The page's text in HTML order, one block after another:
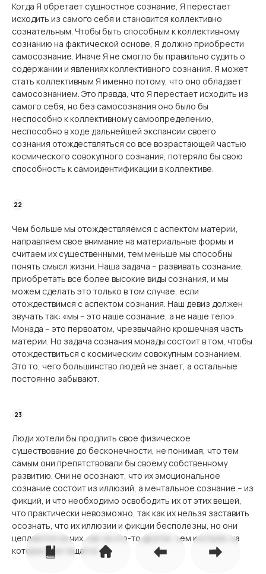
Когда Я обретает сущностное сознание, Я перестает
исходить из самого себя и становится коллективно
сознательным. Чтобы быть способным к коллективному
сознанию на фактической основе, Я должно приобрести
самосознание. Иначе Я не смогло бы правильно судить о
содержании и явлениях коллективного сознания. Я может
стать коллективным Я именно потому, что оно обладает
самосознанием. Это правда, что Я перестает исходить из
самого себя, но без самосознания оно было бы
неспособно к коллективному самоопределению,
неспособно в ходе дальнейшей экспансии своего
сознания отождествляться со все возрастающей частью
космического совокупного сознания, потеряло бы свою
способность к самоидентификации в коллективе.
Чем больше мы отождествляемся с аспектом материи,
направляем свое внимание на материальные формы и
считаем их существенными, тем меньше мы способны
понять смысл жизни. Наша задача – развивать сознание,
приобретать все более высокие виды сознания, и мы
можем сделать это только в том случае, если
отождествимся с аспектом сознания. Наш девиз должен
звучать так: «мы – это наше сознание, а не наше тело».
Монада – это первоатом, чрезвычайно крошечная часть
материи. Но задача сознания монады состоит в том, чтобы
отождествиться с космическим совокупным сознанием.
Это то, чего большинство людей не знает, а остальные
постоянно забывают.
Люди хотели бы продлить свое физическое
существование до бесконечности, не понимая, что тем
самым они препятствовали бы своему собственному
развитию. Они не осознают, что их эмоциональное
сознание состоит из иллюзий, а ментальное сознание – из
фикций, и что необходимо освободить их от этих вещей,
что практически невозможно, так как их нельзя заставить
осознать, что их иллюзии и фикции бесполезны, но они
цепляются за них, как за что-то другое, чем костыли, на
которых они тащатся.